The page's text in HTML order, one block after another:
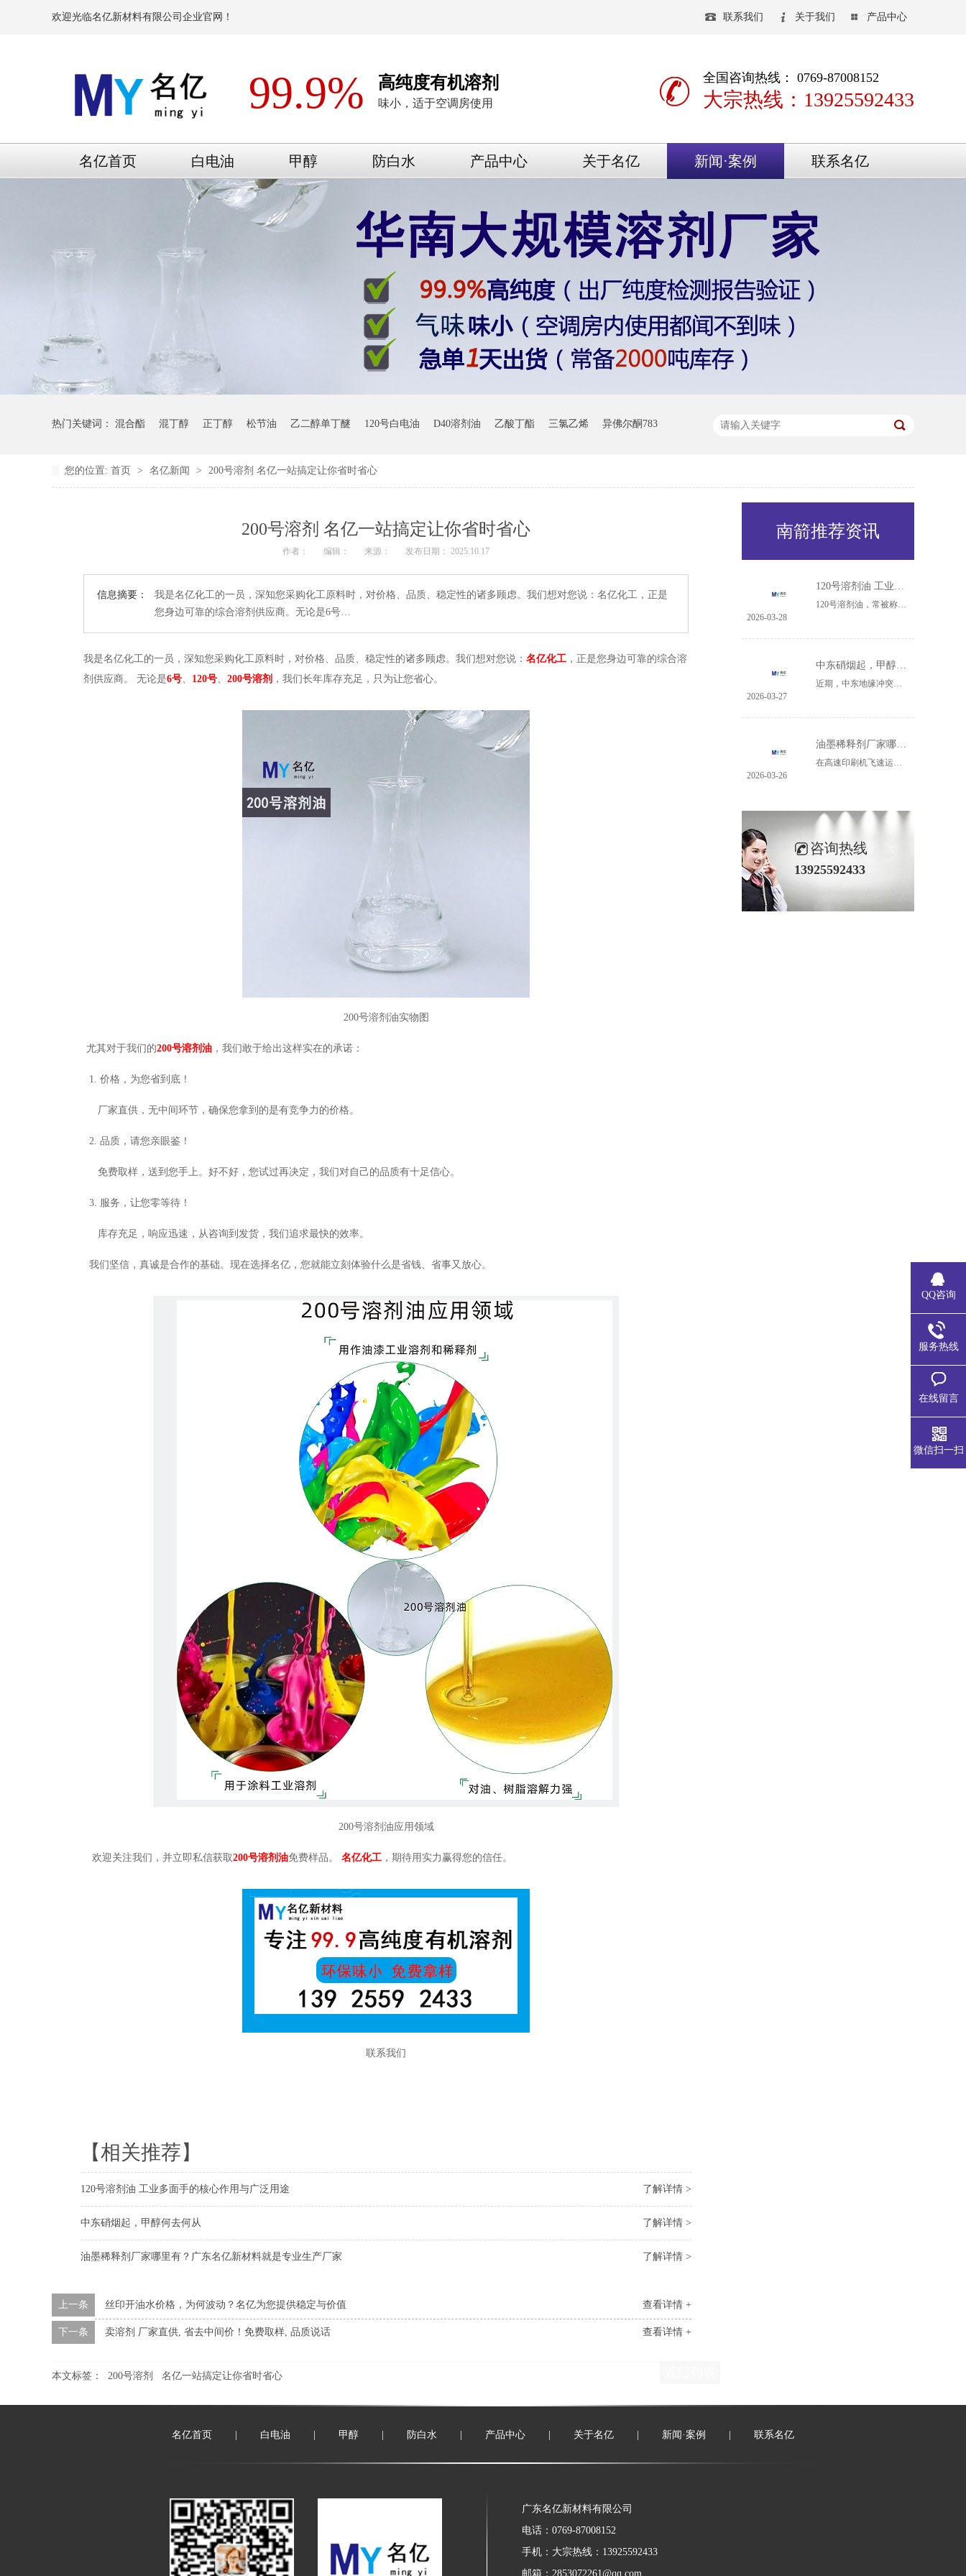
联系我们 关于我们 产品中心
欢迎光临名亿新材料有限公司企业官网！
99.9% 高纯度有机溶剂
味小，适于空调房使用
全国咨询热线： 0769-87008152
大宗热线：13925592433
名亿首页 白电油 甲醇 防白水 产品中心 关于名亿 新闻·案例 联系名亿
热门关键词： 混合酯 混丁醇 正丁醇 松节油 乙二醇单丁醚 120号白电油 D40溶剂油 乙酸丁酯 三氯乙烯 异佛尔酮783
您的位置: 首页 > 名亿新闻 > 200号溶剂 名亿一站搞定让你省时省心
200号溶剂 名亿一站搞定让你省时省心
作者： 编辑： 来源： 发布日期： 2025.10.17
信息摘要：
我是名亿化工的一员，深知您采购化工原料时，对价格、品质、稳定性的诸多顾虑。我们想对您说：名亿化工，正是
您身边可靠的综合溶剂供应商。无论是6号…
我是名亿化工的一员，深知您采购化工原料时，对价格、品质、稳定性的诸多顾虑。我们想对您说： 名亿化工 ，正是您身边可靠的综合溶
剂供应商。 无论是6号、 120号、 200号溶剂 ，我们长年库存充足，只为让您省心。
200号溶剂油实物图
尤其对于我们的200号溶剂油 ，我们敢于给出这样实在的承诺：
1. 价格，为您省到底！
厂家直供，无中间环节，确保您拿到的是有竞争力的价格。
2. 品质，请您亲眼鉴！
免费取样，送到您手上。好不好，您试过再决定，我们对自己的品质有十足信心。
3. 服务，让您零等待！
库存充足，响应迅速，从咨询到发货，我们追求最快的效率。
我们坚信，真诚是合作的基础。现在选择名亿，您就能立刻体验什么是省钱、省事又放心。
200号溶剂油应用领域
欢迎关注我们，并立即私信获取200号溶剂油免费样品。 名亿化工 ，期待用实力赢得您的信任。
联系我们
【相关推荐】
了解详情 >
120号溶剂油 工业多面手的核心作用与广泛用途
了解详情 >
中东硝烟起，甲醇何去何从
了解详情 >
油墨稀释剂厂家哪里有？广东名亿新材料就是专业生产厂家
查看详情 +
上一条 丝印开油水价格，为何波动？名亿为您提供稳定与价值
查看详情 +
下一条 卖溶剂 厂家直供, 省去中间价！免费取样, 品质说话
本文标签： 200号溶剂 名亿一站搞定让你省时省心
南箭推荐资讯
120号溶剂油 工业多面手的核心作用与广泛用途
120号溶剂油，常被称为橡胶溶剂油或白电油，是一种馏程范围在80℃至120℃之间的中沸点溶剂油。名亿知道，其主要由正庚烷、异庚烷等烷烃组成，具有挥发速度适中、溶解力强、硫含量低、毒性相对较小的特点，这使其在多个工业领域扮演着不可或缺的角色。120号溶剂油实物图其应用领域、核心作用与具体用途可归纳如下：橡......
2026-03-28
中东硝烟起，甲醇何去何从
近期，中东地缘冲突持续升级，全球能源市场的“心脏”地带再起波澜。名亿深深意识到，这场动荡，正深刻影响着远在万里之外的中国甲醇产业。甲醇实物图影响有多大？数据会说话：一、进口依赖：我国进口甲醇中，约大多数来自中东地区，其中伊朗一国就占中东甲醇总产能的60%。二、供应受阻：随着伊朗南帕尔斯气田遭袭、......
2026-03-27
油墨稀释剂厂家哪里有？广东名亿新材料就是专业生产厂家
在高速印刷机飞速运转的生产线上，油墨的精确调配决定了每一份成品的色彩饱和度、附着牢度与最终品质。油墨稀释剂，这个看似不起眼的辅料，实则是印刷品质的“幕后调节师”。当众多印刷、包装企业在为寻找性能稳定、匹配度高的稀释剂厂家而反复测试、耗费成本时，一家来自广东的专业生产商——名亿新材料，正以其深厚......
2026-03-26
咨询热线
13925592433
名亿首页 白电油 甲醇 防白水 产品中心 关于名亿 新闻·案例 联系名亿
广东名亿新材料有限公司
电话：0769-87008152
手机：大宗热线：13925592433
邮箱：2853072261@qq.com
QQ咨询
服务热线
在线留言
微信扫一扫